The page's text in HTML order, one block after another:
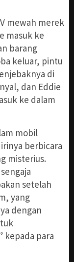
mewah merek
masuk ke
barang
keluar, pintu
di
dan Eddie
ke dalam
mobil
berbicara
misterius.
setelah
yang
dengan
kepada para